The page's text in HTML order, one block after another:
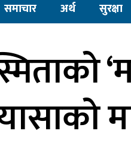
समाचार अर्थ सुरक्षा